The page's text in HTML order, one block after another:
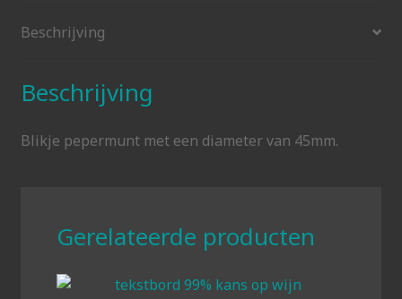
Beschrijving
Beschrijving
Blikje pepermunt met een diameter van 45mm.
Gerelateerde producten